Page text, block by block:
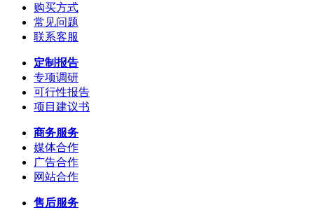
购买方式
常见问题
联系客服
定制报告
专项调研
可行性报告
项目建议书
商务服务
媒体合作
广告合作
网站合作
售后服务